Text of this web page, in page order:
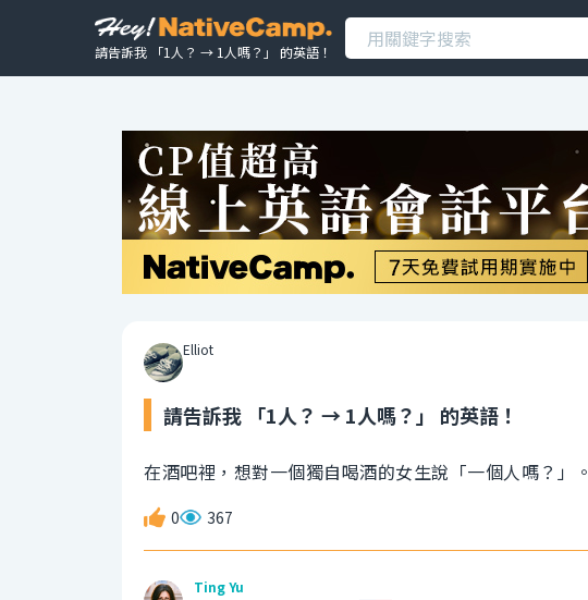
請告訴我 「1人？ → 1人嗎？」 的英語！
Elliot
請告訴我 「1人？ → 1人嗎？」 的英語！
在酒吧裡，想對一個獨自喝酒的女生說「一個人嗎？」。
0 367
Ting Yu